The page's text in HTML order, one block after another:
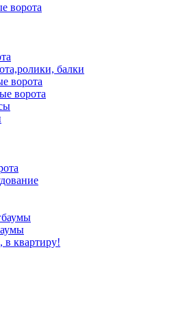
ворота
балки
ворота
ворота
в квартиру!